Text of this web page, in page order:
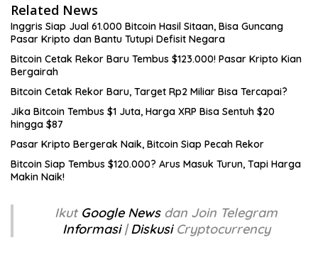
Related News
Inggris Siap Jual 61.000 Bitcoin Hasil Sitaan, Bisa Guncang
Pasar Kripto dan Bantu Tutupi Defisit Negara
Bitcoin Cetak Rekor Baru Tembus $123.000! Pasar Kripto Kian
Bergairah
Bitcoin Cetak Rekor Baru, Target Rp2 Miliar Bisa Tercapai?
Jika Bitcoin Tembus $1 Juta, Harga XRP Bisa Sentuh $20
hingga $87
Pasar Kripto Bergerak Naik, Bitcoin Siap Pecah Rekor
Bitcoin Siap Tembus $120.000? Arus Masuk Turun, Tapi Harga
Makin Naik!
Ikut Google News dan Join Telegram
Informasi|DiskusiCryptocurrency